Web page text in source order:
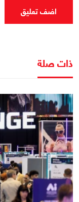
اضف تعليق
ذات صلة